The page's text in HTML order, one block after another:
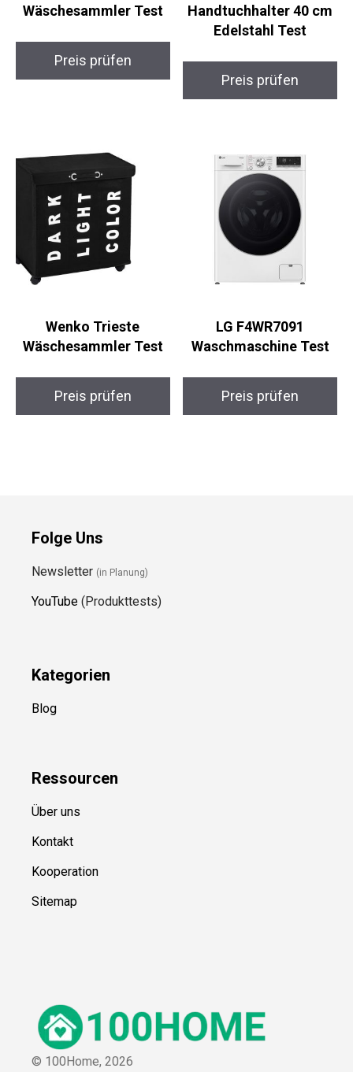
Wäschesammler Test
Preis prüfen
Handtuchhalter 40 cm
Edelstahl Test
Preis prüfen
Wenko Trieste
Wäschesammler Test
Preis prüfen
LG F4WR7091
Waschmaschine Test
Preis prüfen
Folge Uns
Newsletter (in Planung)
YouTube (Produkttests)
Kategorien
Blog
Ressourcen
Über uns
Kontakt
Kooperation
Sitemap
© 100Home, 2026